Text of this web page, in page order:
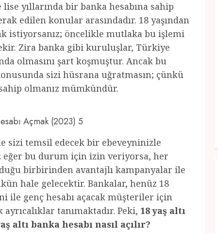
yıllarında bir banka hesabına sahip
edilen konular arasındadır. 18 yaşından
istiyorsanız; öncelikle mutlaka bu işlemi
Zira banka gibi kuruluşlar, Türkiye
olmasını şart koşmuştur. Ancak bu
sizi hüsrana uğratmasın; çünkü
olmanız mümkündür.
Açmak (2023) 5
sizi temsil edecek bir ebeveyninizle
eğer bu durum için izin veriyorsa, her
birbirinden avantajlı kampanyalar ile
hale gelecektir. Bankalar, henüz 18
ile genç hesabı açacak müşteriler için
tanımaktadır. Peki, 18 yaş altı
altı banka hesabı nasıl açılır?